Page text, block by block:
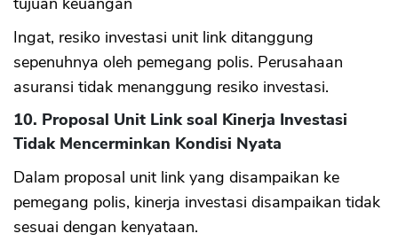
Ingat, resiko investasi unit link ditanggung
sepenuhnya oleh pemegang polis. Perusahaan
asuransi tidak menanggung resiko investasi.
10. Proposal Unit Link soal Kinerja Investasi
Tidak Mencerminkan Kondisi Nyata
Dalam proposal unit link yang disampaikan ke
pemegang polis, kinerja investasi disampaikan tidak
sesuai dengan kenyataan.